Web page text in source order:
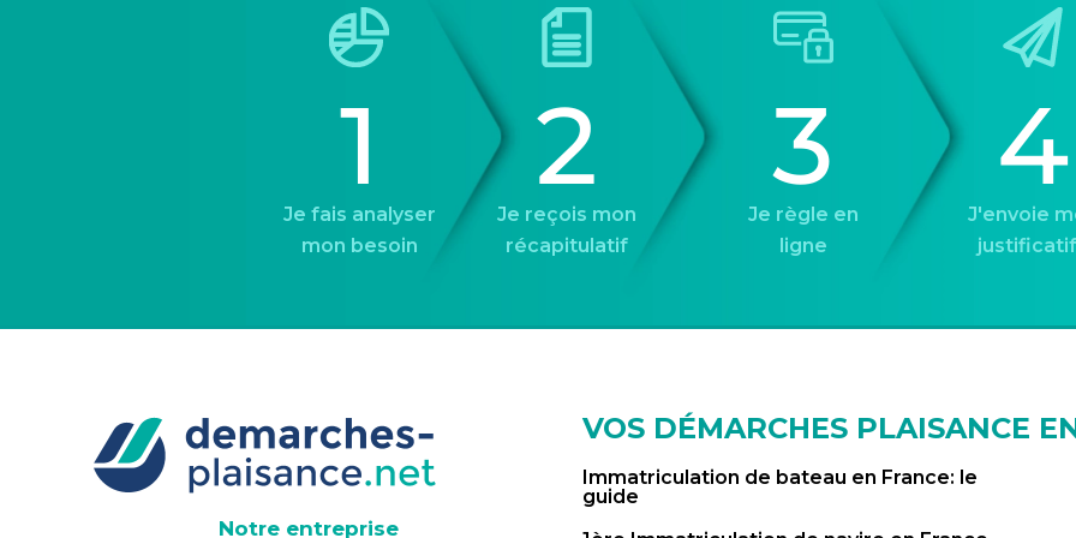
1
Je fais analyser
mon besoin
2
Je reçois mon
récapitulatif
3
Je règle en
ligne
4
J'envoie
Notre entreprise
VOS DÉMARCHES PLAISANCE
Immatriculation de bateau en France: le
guide